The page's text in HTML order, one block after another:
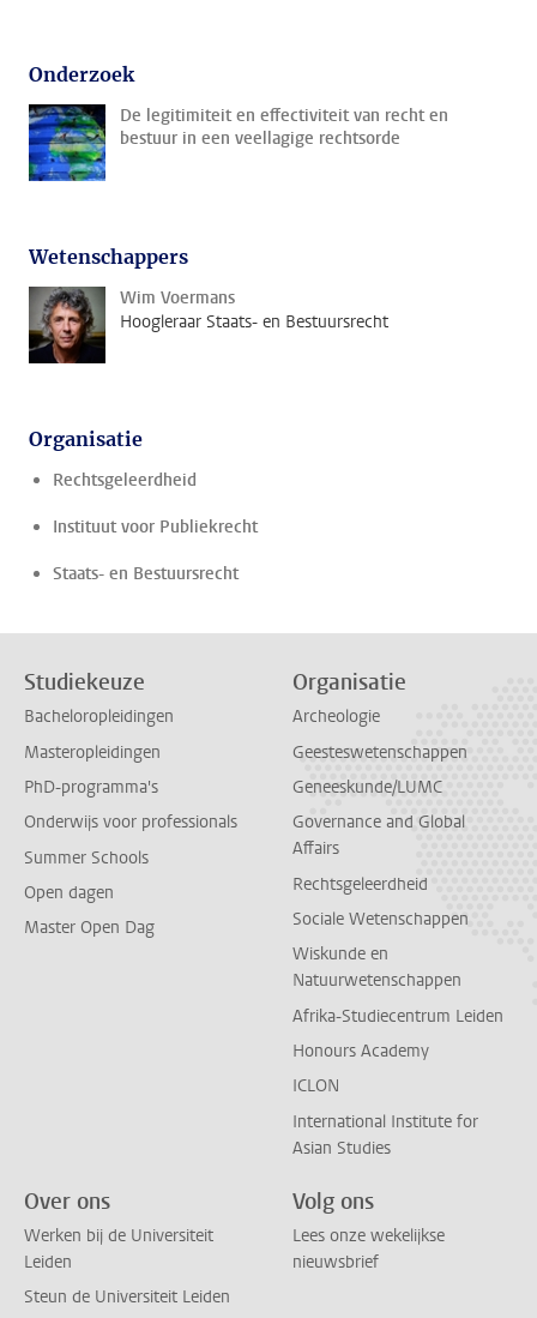
Onderzoek
De legitimiteit en effectiviteit van recht en
bestuur in een veellagige rechtsorde
Wetenschappers
Wim Voermans
Hoogleraar Staats- en Bestuursrecht
Organisatie
Rechtsgeleerdheid
Instituut voor Publiekrecht
Staats- en Bestuursrecht
Studiekeuze
Bacheloropleidingen
Masteropleidingen
PhD-programma's
Onderwijs voor professionals
Summer Schools
Open dagen
Master Open Dag
Organisatie
Archeologie
Geesteswetenschappen
Geneeskunde/LUMC
Governance and Global
Affairs
Rechtsgeleerdheid
Sociale Wetenschappen
Wiskunde en
Natuurwetenschappen
Afrika-Studiecentrum Leiden
Honours Academy
ICLON
International Institute for
Asian Studies
Over ons
Werken bij de Universiteit
Leiden
Steun de Universiteit Leiden
Volg ons
Lees onze wekelijkse
nieuwsbrief